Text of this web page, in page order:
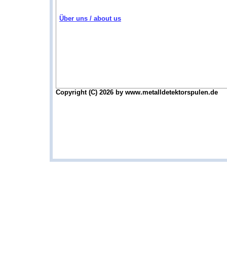
Über uns / about us
Copyright (C) 2026 by www.metalldetektorspulen.de